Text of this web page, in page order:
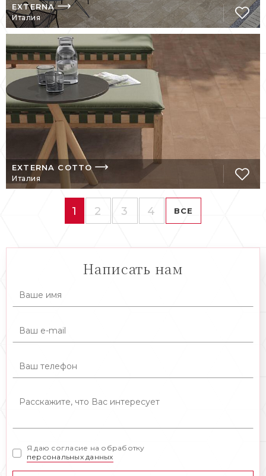
EXTERNA
Италия
EXTERNA COTTO
Италия
1 2 3 4 ВСЕ
Написать нам
Я даю согласие на обработку
персональных данных